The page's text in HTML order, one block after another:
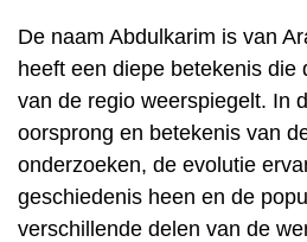
De naam Abdulkarim is van
heeft een diepe betekenis die
van de regio weerspiegelt. In
oorsprong en betekenis van
onderzoeken, de evolutie
geschiedenis heen en de
verschillende delen van de